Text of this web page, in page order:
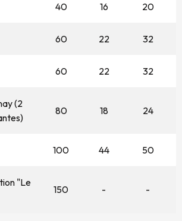
40 16 20
60 22 32
60 22 32
(2
80 18 24
100 44 50
"Le
150 - -